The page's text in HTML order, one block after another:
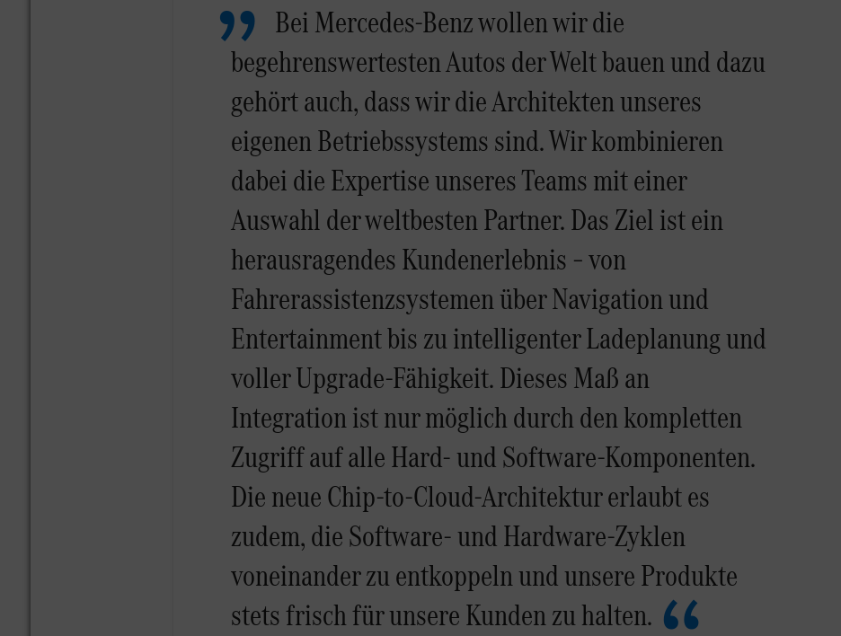
Bei Mercedes-Benz wollen wir die
begehrenswertesten Autos der Welt bauen und dazu
gehört auch, dass wir die Architekten unseres
eigenen Betriebssystems sind. Wir kombinieren
dabei die Expertise unseres Teams mit einer
Auswahl der weltbesten Partner. Das Ziel ist ein
herausragendes Kundenerlebnis – von
Fahrerassistenzsystemen über Navigation und
Entertainment bis zu intelligenter Ladeplanung und
voller Upgrade-Fähigkeit. Dieses Maß an
Integration ist nur möglich durch den kompletten
Zugriff auf alle Hard- und Software-Komponenten.
Die neue Chip-to-Cloud-Architektur erlaubt es
zudem, die Software- und Hardware-Zyklen
voneinander zu entkoppeln und unsere Produkte
stets frisch für unsere Kunden zu halten.